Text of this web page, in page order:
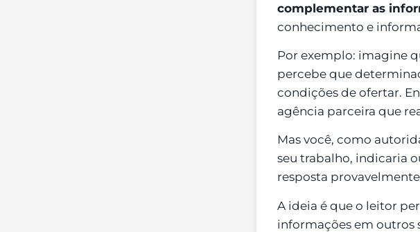
complementar as
conhecimento e
Por exemplo: imagine
percebe que
condições de ofertar.
agência parceira que
Mas você, como
seu trabalho, indicaria
resposta
A ideia é que o leitor
informações em outros